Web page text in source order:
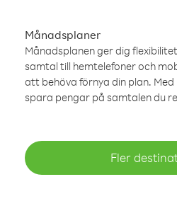
Månadsplaner
Månadsplanen ger dig
samtal till hemtelefoner och
att behöva förnya din plan.
spara pengar på samtalen du
Fler